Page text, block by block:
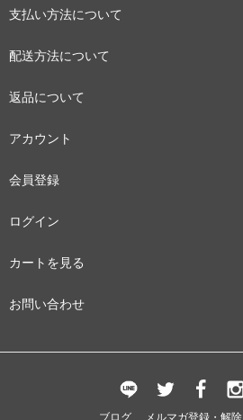
支払い方法について
配送方法について
返品について
アカウント
会員登録
ログイン
カートを見る
お問い合わせ
ブログ メルマガ登録・解除